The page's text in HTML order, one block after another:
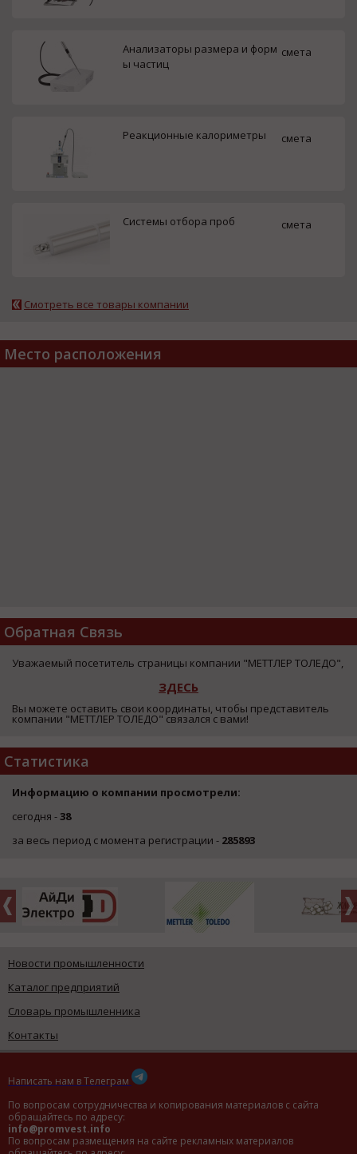
Анализаторы размера и форм
ы частиц
смета
Реакционные калориметры смета
Системы отбора проб смета
Смотреть все товары компании
Место расположения
Обратная Связь
Уважаемый посетитель страницы компании "МЕТТЛЕР ТОЛЕДО",
ЗДЕСЬ
Вы можете оставить свои координаты, чтобы представитель
компании "МЕТТЛЕР ТОЛЕДО" связался с вами!
Статистика
Информацию о компании просмотрели:
сегодня -38
за весь период с момента регистрации - 285893
Новости промышленности
Каталог предприятий
Словарь промышленника
Контакты
Написать нам в Телеграм
По вопросам сотрудничества и копирования материалов с сайта
обращайтесь по адресу:
info@promvest.info
По вопросам размещения на сайте рекламных материалов